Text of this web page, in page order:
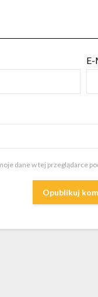
dane w tej przeglądarce